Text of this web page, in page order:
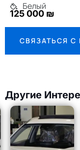
Белый
125 000 ₪
СВЯЗАТЬСЯ
Другие